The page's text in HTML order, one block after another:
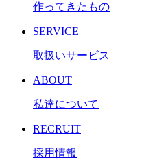
作ってきたもの
SERVICE
取扱いサービス
ABOUT
私達について
RECRUIT
採用情報